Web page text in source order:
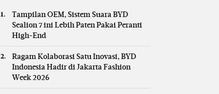
Tampilan OEM, Sistem Suara BYD
Sealion 7 ini Lebih Paten Pakai Peranti
High-End
Ragam Kolaborasi Satu Inovasi, BYD
Indonesia Hadir di Jakarta Fashion
Week 2026